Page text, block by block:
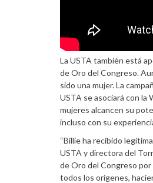
La USTA también está
de Oro del Congreso.
sido una mujer. La
USTA se asociará con la
mujeres alcancen su
incluso con su
“Billie ha recibido
USTA y directora del
de Oro del Congreso
todos los orígenes,